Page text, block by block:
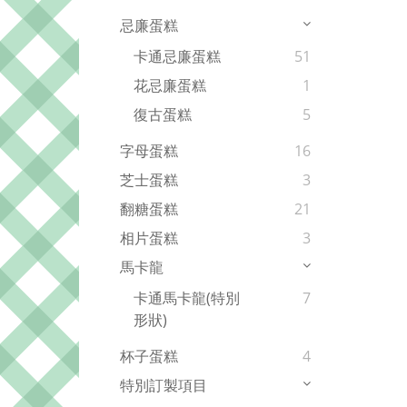
忌廉蛋糕
卡通忌廉蛋糕
51
花忌廉蛋糕
1
復古蛋糕
5
字母蛋糕
16
芝士蛋糕
3
翻糖蛋糕
21
相片蛋糕
3
馬卡龍
卡通馬卡龍(特別
形狀)
7
杯子蛋糕
4
特別訂製項目